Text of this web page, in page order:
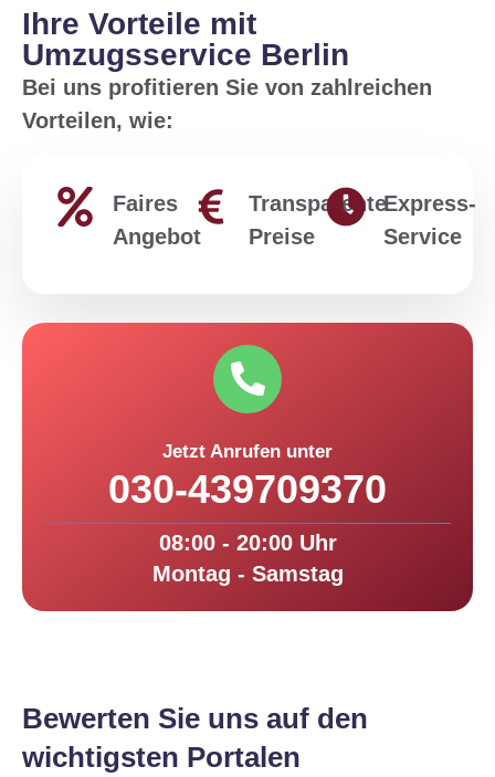
Ihre Vorteile mit
Umzugsservice Berlin
Bei uns profitieren Sie von zahlreichen
Vorteilen, wie:
Faires
Angebot
Transparente
Preise
Express-
Service
Jetzt Anrufen unter
030-439709370
08:00 - 20:00 Uhr
Montag - Samstag
Bewerten Sie uns auf den
wichtigsten Portalen